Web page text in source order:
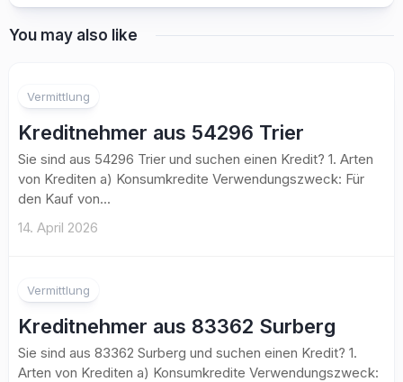
You may also like
Vermittlung
Kreditnehmer aus 54296 Trier
Sie sind aus 54296 Trier und suchen einen Kredit? 1. Arten
von Krediten a) Konsumkredite Verwendungszweck: Für
den Kauf von...
14. April 2026
Vermittlung
Kreditnehmer aus 83362 Surberg
Sie sind aus 83362 Surberg und suchen einen Kredit? 1.
Arten von Krediten a) Konsumkredite Verwendungszweck: